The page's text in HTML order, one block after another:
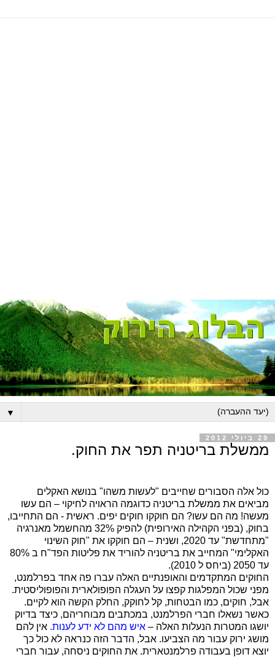
▼
29 ביולי 2012
ממשלת בריטניה תפר את החוק.
כול אלה הסבורים שחייבים "לעשות משהו" בנושא האקלים
מביאים את ממשלת בריטניה כדוגמה הראויה לחיקוי – הם עשו
מעשה! מה הם עשו? הם חוקקו חוקים יפים. ראשית - הם התחייבו,
בחוק, (בפני הקהילה האירופית) להפיק 32% מהחשמל מאנרגיה
"מתחדשת" עד 2020, ושנית – הם חוקקו את "חוק השינוי
האקלימי" המחייב את בריטניה להוריד את פליטות הפד"ח ב 80%
עד 2050 (ביחס ל 2010).
החוקים המתקדמים והאופנתיים האלה עברו פה אחד בפרלמנט,
מפני שכול המפלגות קפצו על העגלה הפופולארית והפופוליסטית.
אבל, חוקים, כמו הבטחות, קל לחוקק, החלק הקשה הוא לקיים.
כאשר נשאלו חברי הפרלמנט, במכתבים מבוחריהם, כיצד בדיוק
יושגו המטרות הנעלות האלה – איש מהם לא ידע לענות. אין להם
מושג ירוק עבור מה הצביעו. אבל, הדבר הזה כנראה לא כול כך
יוצא דופן בעבודה פרלמנטארית. את החוקים ניסחה, עבור חברי